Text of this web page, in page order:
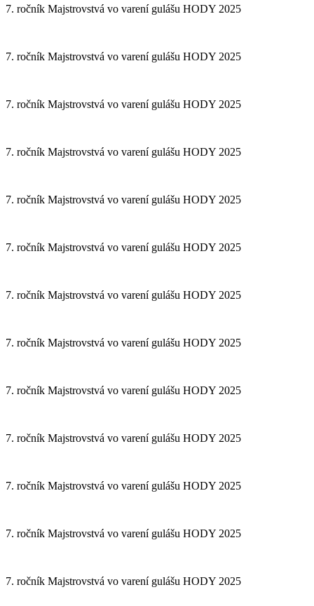
7. ročník Majstrovstvá vo varení gulášu HODY 2025
7. ročník Majstrovstvá vo varení gulášu HODY 2025
7. ročník Majstrovstvá vo varení gulášu HODY 2025
7. ročník Majstrovstvá vo varení gulášu HODY 2025
7. ročník Majstrovstvá vo varení gulášu HODY 2025
7. ročník Majstrovstvá vo varení gulášu HODY 2025
7. ročník Majstrovstvá vo varení gulášu HODY 2025
7. ročník Majstrovstvá vo varení gulášu HODY 2025
7. ročník Majstrovstvá vo varení gulášu HODY 2025
7. ročník Majstrovstvá vo varení gulášu HODY 2025
7. ročník Majstrovstvá vo varení gulášu HODY 2025
7. ročník Majstrovstvá vo varení gulášu HODY 2025
7. ročník Majstrovstvá vo varení gulášu HODY 2025